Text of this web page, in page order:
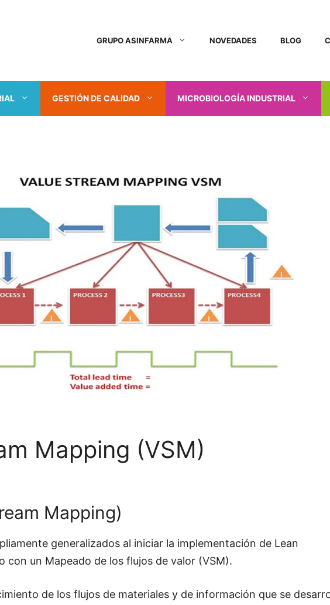
GRUPO ASINFARMA NOVEDADES BLOG
GESTIÓN DE CALIDAD MICROBIOLOGÍA INDUSTRIAL
Mapping (VSM)
Mapping)
generalizados al iniciar la implementación de Lean
con un Mapeado de los flujos de valor (VSM).
de los flujos de materiales y de información que se